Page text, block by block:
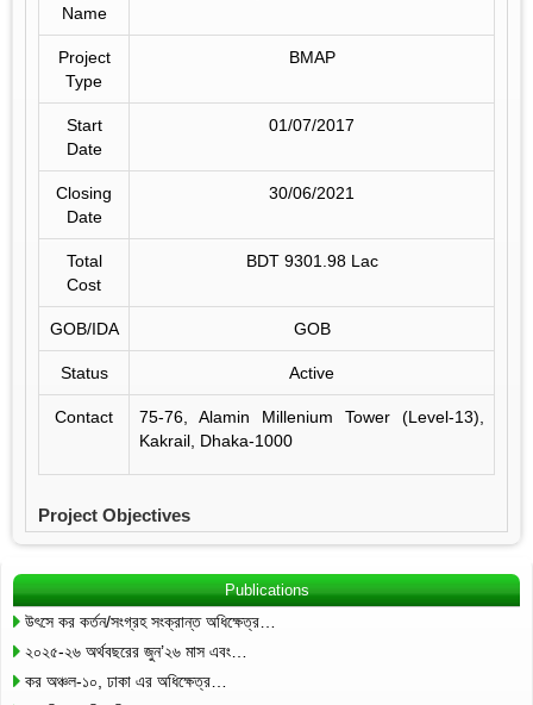
Name
Project
Type
BMAP
Start
Date
01/07/2017
Closing
Date
30/06/2021
Total
Cost
BDT 9301.98 Lac
GOB/IDA GOB
Status Active
Contact
75-76, Alamin Millenium Tower (Level-13),
Kakrail, Dhaka-1000
Project Objectives
Publications
উৎসে কর কর্তন/সংগ্রহ সংক্রান্ত অধিক্ষেত্র…
২০২৫-২৬ অর্থবছরের জুন’২৬ মাস এবং…
কর অঞ্চল-১০, ঢাকা এর অধিক্ষেত্র…